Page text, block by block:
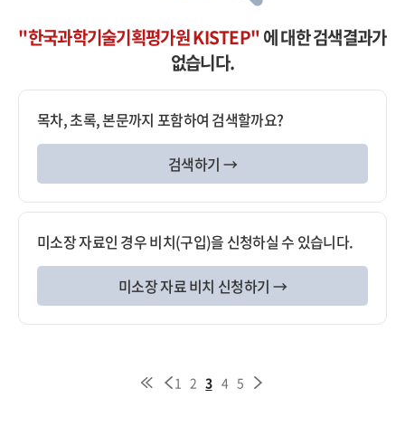
"한국과학기술기획평가원 KISTEP"에 대한 검색결과가
없습니다.
목차, 초록, 본문까지 포함하여 검색할까요?
검색하기 →
미소장 자료인 경우 비치(구입)을 신청하실 수 있습니다.
미소장 자료 비치 신청하기 →
1 2 3 4 5